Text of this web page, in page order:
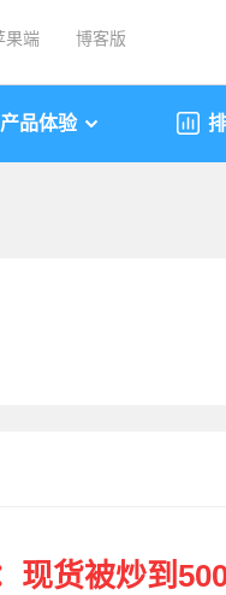
果端 博客版
产品体验
现货被炒到